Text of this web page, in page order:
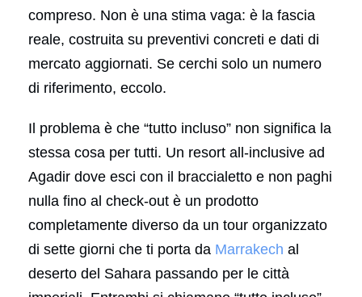
compreso. Non è una stima vaga: è la fascia
reale, costruita su preventivi concreti e dati di
mercato aggiornati. Se cerchi solo un numero
di riferimento, eccolo.
Il problema è che “tutto incluso” non significa la
stessa cosa per tutti. Un resort all-inclusive ad
Agadir dove esci con il braccialetto e non paghi
nulla fino al check-out è un prodotto
completamente diverso da un tour organizzato
di sette giorni che ti porta da Marrakech al
deserto del Sahara passando per le città